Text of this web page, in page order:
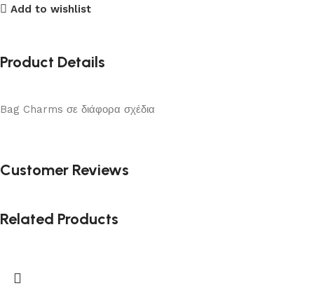
Add to wishlist
Product Details
Bag Charms σε διάφορα σχέδια
Customer Reviews
Related Products